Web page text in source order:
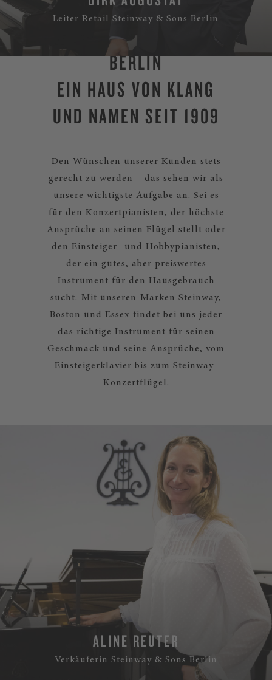
Leiter Retail Steinway & Sons Berlin
STEINWAY & SONS
BERLIN
EIN HAUS VON KLANG
UND NAMEN SEIT 1909
Den Wünschen unserer Kunden stets
gerecht zu werden – das sehen wir als
unsere wichtigste Aufgabe an. Sei es
für den Konzertpianisten, der höchste
Ansprüche an seinen Flügel stellt oder
den Einsteiger- und Hobbypianisten,
der ein gutes, aber preiswertes
Instrument für den Hausgebrauch
sucht. Mit unseren Marken Steinway,
Boston und Essex findet bei uns jeder
das richtige Instrument für seinen
Geschmack und seine Ansprüche, vom
Einsteigerklavier bis zum Steinway-
Konzertflügel.
ALINE REUTER
Verkäuferin Steinway & Sons Berlin